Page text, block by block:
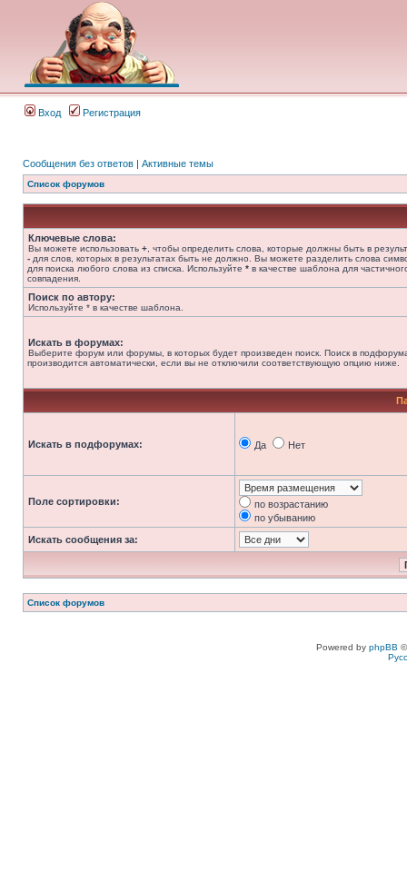
Вход Регистрация
Сообщения без ответов | Активные темы
Список форумов
Ключевые слова:
Вы можете использовать + , чтобы определить слова, которые должны быть в
- для слов, которых в результатах быть не должно. Вы можете разделить слова
для поиска любого слова из списка. Используйте * в качестве шаблона для
совпадения.
Поиск по автору:
Используйте * в качестве шаблона.
Искать в форумах:
Выберите форум или форумы, в которых будет произведен поиск. Поиск в
производится автоматически, если вы не отключили соответствующую опцию ниже.
Искать в подфорумах: Да Нет
Поле сортировки:
по возрастанию
по убыванию
Искать сообщения за:
Список форумов
Powered by phpBB